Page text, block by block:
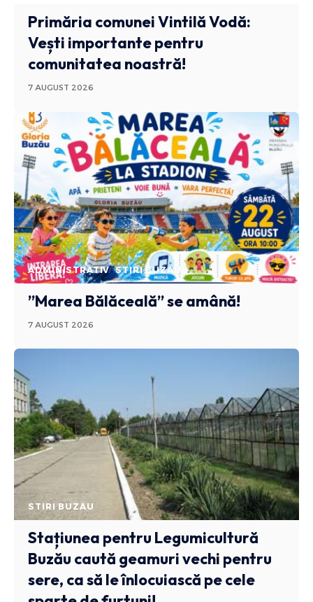
Primăria comunei Vintilă Vodă:
Vești importante pentru
comunitatea noastră!
7 AUGUST 2026
ADMINISTRATIV STIRI BUZAU
”Marea Bălăceală” se amână!
7 AUGUST 2026
STIRI BUZAU
Stațiunea pentru Legumicultură
Buzău caută geamuri vechi pentru
sere, ca să le înlocuiască pe cele